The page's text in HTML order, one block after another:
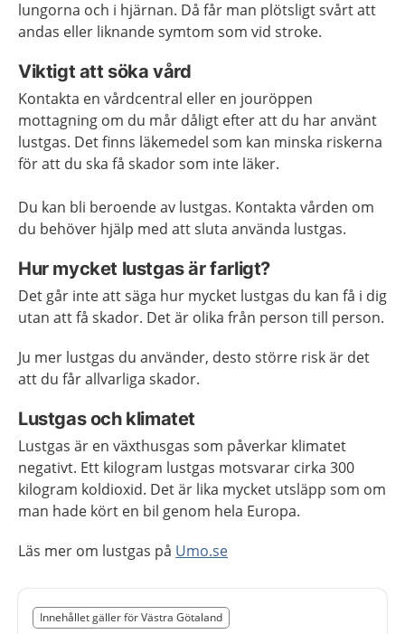
lungorna och i hjärnan. Då får man plötsligt svårt att
andas eller liknande symtom som vid stroke.
Viktigt att söka vård
Kontakta en vårdcentral eller en jouröppen
mottagning om du mår dåligt efter att du har använt
lustgas. Det finns läkemedel som kan minska riskerna
för att du ska få skador som inte läker.
Du kan bli beroende av lustgas. Kontakta vården om
du behöver hjälp med att sluta använda lustgas.
Hur mycket lustgas är farligt?
Det går inte att säga hur mycket lustgas du kan få i dig
utan att få skador. Det är olika från person till person.
Ju mer lustgas du använder, desto större risk är det
att du får allvarliga skador.
Lustgas och klimatet
Lustgas är en växthusgas som påverkar klimatet
negativt. Ett kilogram lustgas motsvarar cirka 300
kilogram koldioxid. Det är lika mycket utsläpp som om
man hade kört en bil genom hela Europa.
Läs mer om lustgas på Umo.se
Nedan innehåll gäller region Västra Götaland
Innehållet gäller för Västra Götaland
Slut på det regionala tillägget från region Västra